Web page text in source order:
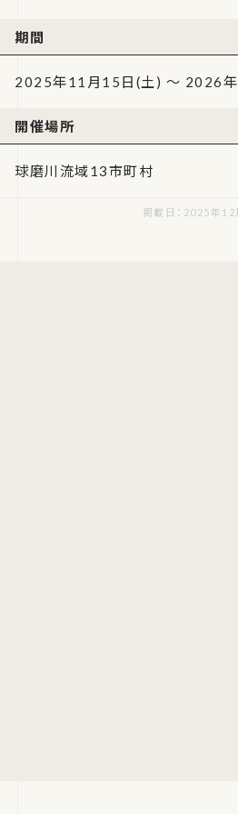
期間
2025年11月15日(土) ～ 2026
開催場所
球磨川流域13市町村
掲載日：2025年